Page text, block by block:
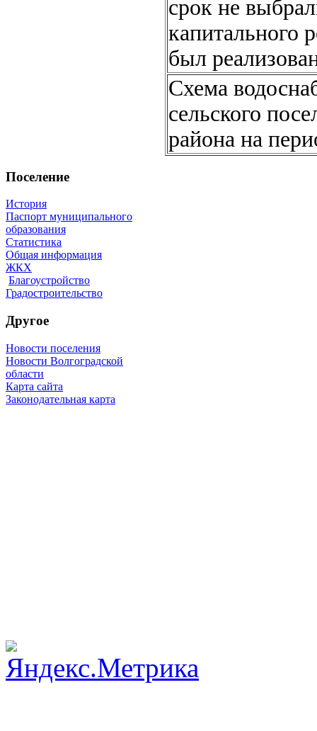
срок не
капитального
был
Схема
сельского
района на
Поселение
История
Паспорт муниципального
образования
Статистика
Общая информация
ЖКХ
Благоустройство
Градостроительство
Другое
Новости поселения
Новости Волгоградской
области
Карта сайта
Законодательная карта